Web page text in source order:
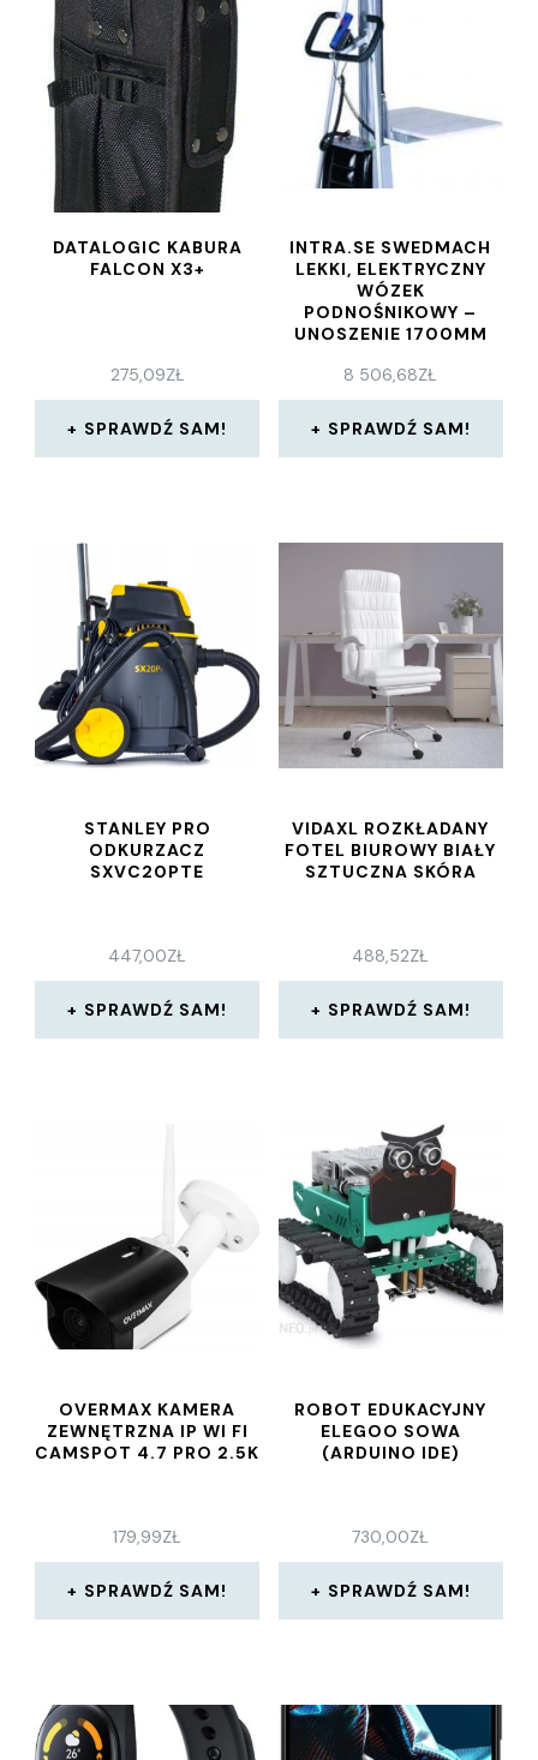
DATALOGIC KABURA
FALCON X3+
275,09ZŁ
SPRAWDŹ SAM!
INTRA.SE SWEDMACH
LEKKI, ELEKTRYCZNY
WÓZEK
PODNOŚNIKOWY –
UNOSZENIE 1700MM
8 506,68ZŁ
SPRAWDŹ SAM!
STANLEY PRO
ODKURZACZ
SXVC20PTE
447,00ZŁ
SPRAWDŹ SAM!
VIDAXL ROZKŁADANY
FOTEL BIUROWY BIAŁY
SZTUCZNA SKÓRA
488,52ZŁ
SPRAWDŹ SAM!
OVERMAX KAMERA
ZEWNĘTRZNA IP WI FI
CAMSPOT 4.7 PRO 2.5K
179,99ZŁ
SPRAWDŹ SAM!
ROBOT EDUKACYJNY
ELEGOO SOWA
(ARDUINO IDE)
730,00ZŁ
SPRAWDŹ SAM!